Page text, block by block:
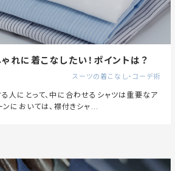
れに着こなしたい！ポイントは？
スーツの着こなし・コーデ術
人にとって、中に合わせるシャツは重要なア
ンにおいては、襟付きシャ...